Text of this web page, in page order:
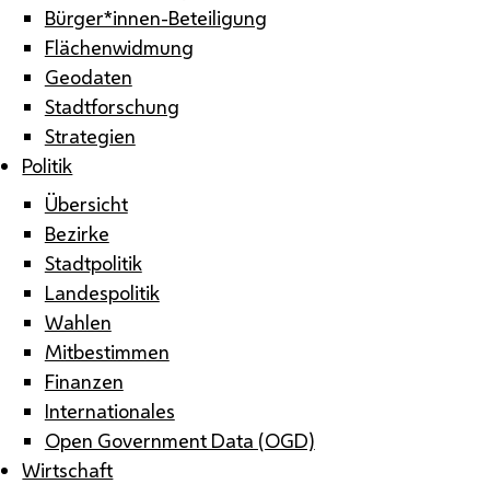
Bürger*innen-Beteiligung
Flächenwidmung
Geodaten
Stadtforschung
Strategien
Politik
Übersicht
Bezirke
Stadtpolitik
Landespolitik
Wahlen
Mitbestimmen
Finanzen
Internationales
Open Government Data (OGD)
Wirtschaft